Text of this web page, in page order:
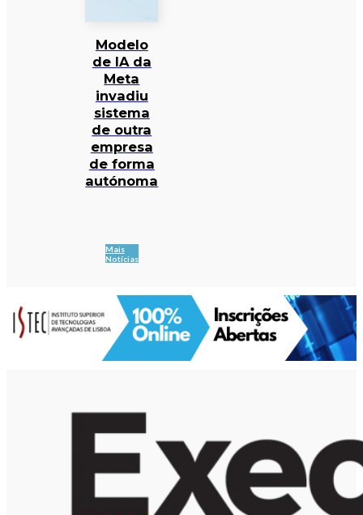
Modelo
de IA da
Meta
invadiu
sistema
de outra
empresa
de forma
autónoma
Mais
Notícias